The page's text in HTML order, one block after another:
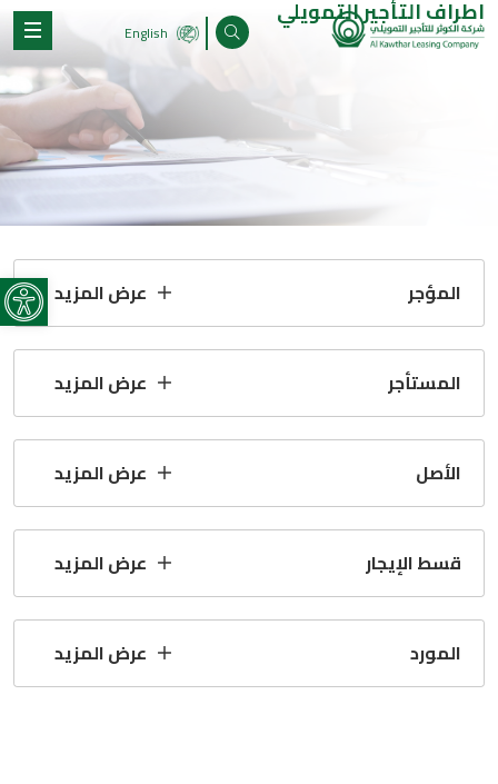
اطراف التأجير التمويلي
المؤجر عرض المزيد
المستأجر عرض المزيد
الأصل عرض المزيد
قسط الإيجار عرض المزيد
المورد عرض المزيد